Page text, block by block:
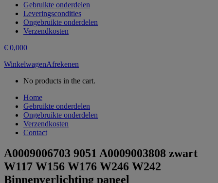
Gebruikte onderdelen
Leveringscondities
Ongebruikte onderdelen
Verzendkosten
€ 0,000
WinkelwagenAfrekenen
No products in the cart.
Home
Gebruikte onderdelen
Ongebruikte onderdelen
Verzendkosten
Contact
A0009006703 9051 A0009003808 zwart
W117 W156 W176 W246 W242
Binnenverlichting paneel